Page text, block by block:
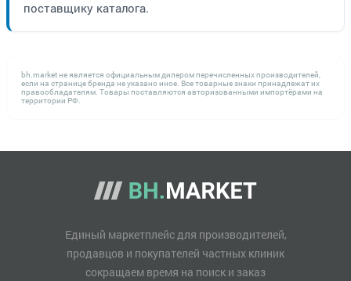
поставщику каталога.
bh.market не является официальным дилером перечисленных производителей,
если на странице бренда не указано иное. Все товарные знаки принадлежат их
правообладателям. Товары поставляются авторизованными импортёрами на
территории РФ.
Единый маркетплейс для производителей,
продавцов и покупателей частных клиник
сокращаем время на поиск и заказ